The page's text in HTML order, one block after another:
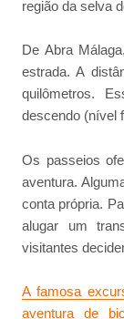
região da selva
De Abra
estrada. A
quilômetros.
descendo (nível
Os passeios
aventura.
conta própria.
alugar um
visitantes
A famosa
aventura de